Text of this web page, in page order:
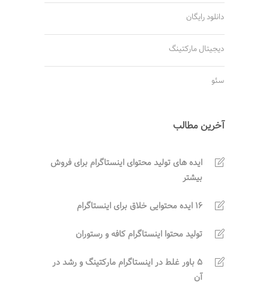
دانلود رایگان
دیجیتال مارکتینگ
سئو
آخرین مطالب
ایده های تولید محتوای اینستاگرام برای فروش
بیشتر
16 ایده محتوایی خلاق برای اینستاگرام
تولید محتوا اینستاگرام کافه و رستوران
5 باور غلط در اینستاگرام مارکتینگ و رشد در
آن